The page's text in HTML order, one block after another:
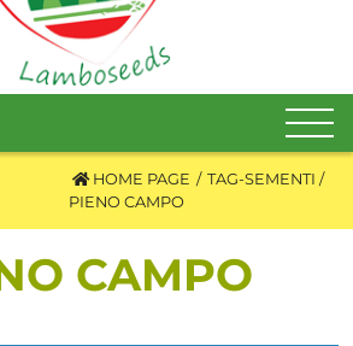
HOME PAGE
TAG-SEMENTI
PIENO CAMPO
CAMPO